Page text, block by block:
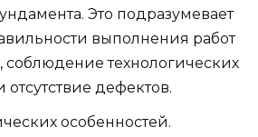
Это подразумевает
выполнения работ
соблюдение технологических
дефектов.
особенностей.